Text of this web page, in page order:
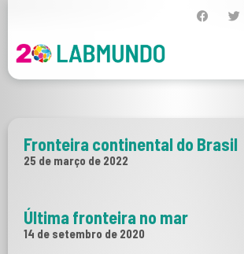
Fronteira continental do Brasil
25 de março de 2022
Última fronteira no mar
14 de setembro de 2020